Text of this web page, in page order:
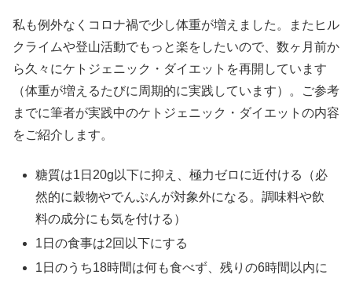
私も例外なくコロナ禍で少し体重が増えました。またヒル
クライムや登山活動でもっと楽をしたいので、数ヶ月前か
ら久々にケトジェニック・ダイエットを再開しています
（体重が増えるたびに周期的に実践しています）。ご参考
までに筆者が実践中のケトジェニック・ダイエットの内容
をご紹介します。
糖質は1日20g以下に抑え、極力ゼロに近付ける（必
然的に穀物やでんぷんが対象外になる。調味料や飲
料の成分にも気を付ける）
1日の食事は2回以下にする
1日のうち18時間は何も食べず、残りの6時間以内に